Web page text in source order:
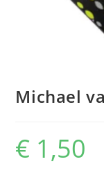
Michael
€ 1,50